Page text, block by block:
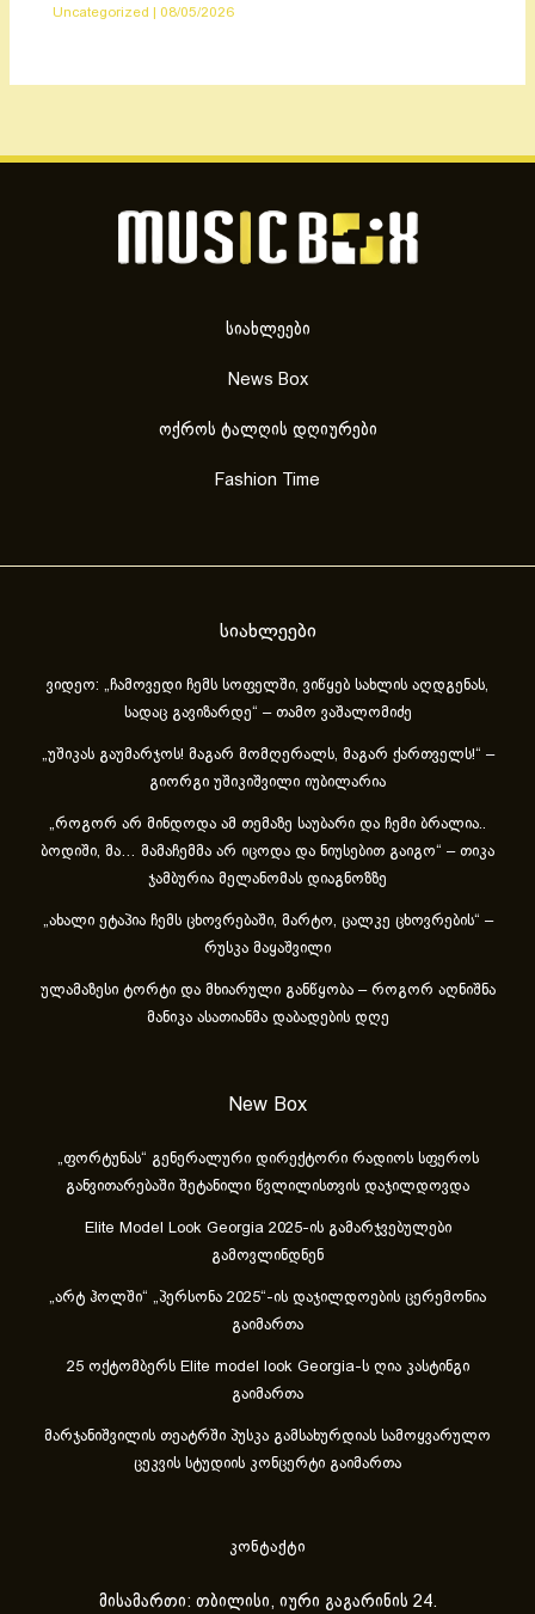
Uncategorized 08/05/2026
სიახლეები
News Box
ოქროს ტალღის დღიურები
Fashion Time
სიახლეები
ვიდეო: „ჩამოვედი ჩემს სოფელში, ვიწყებ სახლის აღდგენას,
სადაც გავიზარდე“ – თამო ვაშალომიძე
„უშიკას გაუმარჯოს! მაგარ მომღერალს, მაგარ ქართველს!“ –
გიორგი უშიკიშვილი იუბილარია
„როგორ არ მინდოდა ამ თემაზე საუბარი და ჩემი ბრალია..
ბოდიში, მა… მამაჩემმა არ იცოდა და ნიუსებით გაიგო“ – თიკა
ჯამბურია მელანომას დიაგნოზზე
„ახა­ლი ეტა­პია ჩემს ცხოვ­რე­ბა­ში, მარ­ტო, ცალ­კე ცხოვ­რე­ბის“ –
რუსკა მაყაშვილი
ულამაზესი ტორტი და მხიარული განწყობა – როგორ აღნიშნა
მანიკა ასათიანმა დაბადების დღე
New Box
„ფორტუნას“ გენერალური დირექტორი რადიოს სფეროს
განვითარებაში შეტანილი წვლილისთვის დაჯილდოვდა
Elite Model Look Georgia 2025-ის გამარჯვებულები
გამოვლინდნენ
„არტ ჰოლში“ „პერსონა 2025“-ის დაჯილდოების ცერემონია
გაიმართა
25 ოქტომბერს Elite model look Georgia-ს ღია კასტინგი
გაიმართა
მარჯანიშვილის თეატრში პუსკა გამსახურდიას სამოყვარულო
ცეკვის სტუდიის კონცერტი გაიმართა
კონტაქტი
მისამართი: თბილისი, იური გაგარინის 24.